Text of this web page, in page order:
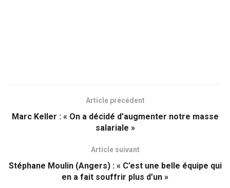
Article précédent
Marc Keller : « On a décidé d’augmenter notre masse
salariale »
Article suivant
Stéphane Moulin (Angers) : « C’est une belle équipe qui
en a fait souffrir plus d’un »